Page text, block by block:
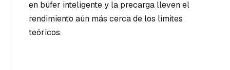
en búfer inteligente y la precarga lleven el
rendimiento aún más cerca de los límites
teóricos.